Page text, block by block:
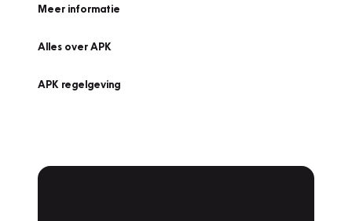
Meer informatie
Alles over APK
APK regelgeving